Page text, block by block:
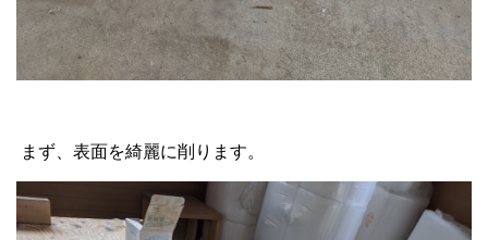
まず、表面を綺麗に削ります。